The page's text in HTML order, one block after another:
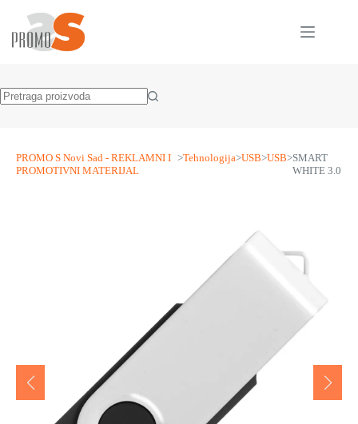
content
PROMO S Novi Sad - REKLAMNI I
PROMOTIVNI MATERIJAL
>Tehnologija>USB>USB>SMART
WHITE 3.0